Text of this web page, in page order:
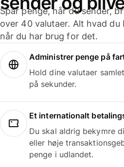
Spar penge, når du sender,
over 40 valutaer. Alt hvad du
når du har brug for det.
Administrer penge på
Hold dine valutaer
på sekunder.
Et internationalt
Du skal aldrig bekymre
eller høje
penge i udlandet.